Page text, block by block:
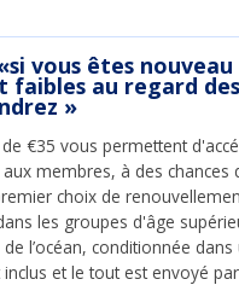
vous êtes
faibles au regard
»
€35 vous permettent
membres, à des
choix de
les groupes d'âge
l’océan, conditionnée
et le tout est envoyé